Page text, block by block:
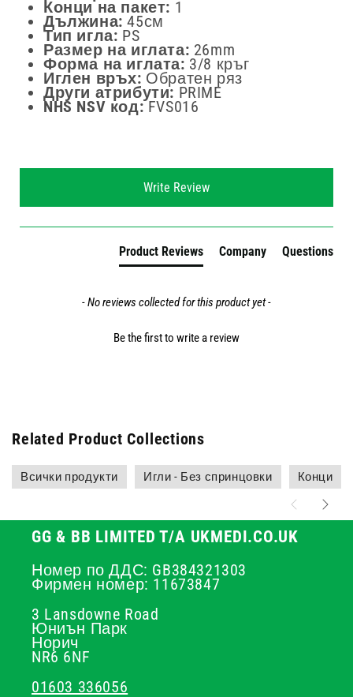
Конци на пакет: 1
Дължина: 45см
Тип игла: PS
Размер на иглата: 26mm
Форма на иглата: 3/8 кръг
Иглен връх: Обратен ряз
Други атрибути: PRIME
NHS NSV код:FVS016
Write Review
Product Reviews Company Questions
- No reviews collected for this product yet -
Be the first to write a review
Related Product Collections
Всички продукти Игли - Без спринцовки Конци
GG & BB LIMITED T/A UKMEDI.CO.UK
Номер по ДДС: GB384321303
Фирмен номер: 11673847
3 Lansdowne Road
Юниън Парк
Норич
NR6 6NF
01603 336056